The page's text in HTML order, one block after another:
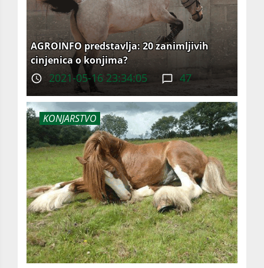
AGROINFO predstavlja: 20 zanimljivih
cinjenica o konjima?
2021-05-16 23:34:05 47
KONJARSTVO